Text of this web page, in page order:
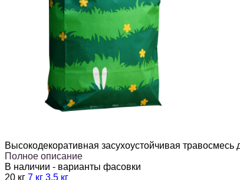
Высокодекоративная засухоустойчивая
Полное описание
В наличии - варианты фасовки
20 кг 7 кг 3,5 кг